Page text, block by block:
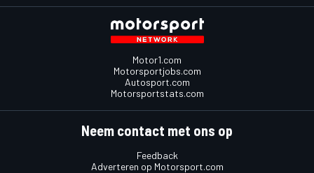
Motor1.com
Motorsportjobs.com
Autosport.com
Motorsportstats.com
Neem contact met ons op
Feedback
Adverteren op Motorsport.com